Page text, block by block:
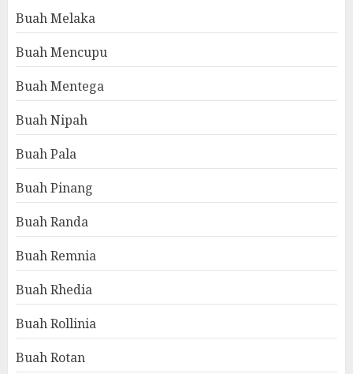
Buah Melaka
Buah Mencupu
Buah Mentega
Buah Nipah
Buah Pala
Buah Pinang
Buah Randa
Buah Remnia
Buah Rhedia
Buah Rollinia
Buah Rotan